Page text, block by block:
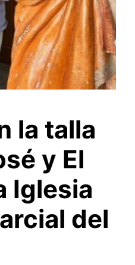
la talla
y El
Iglesia
del